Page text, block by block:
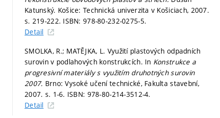
Katunský. Košice: Technická univerzita v Košiciach, 2007.
s. 219-222. ISBN: 978-80-232-0275-5.
Detail
SMOLKA, R.; MATĚJKA, L. Využití plastových odpadních
surovin v podlahových konstrukcích. In Konstrukce a
progresivní materiály s využitím druhotných surovin
2007. Brno: Vysoké učení technické, Fakulta stavební,
2007. s. 1-6. ISBN: 978-80-214-3512-4.
Detail